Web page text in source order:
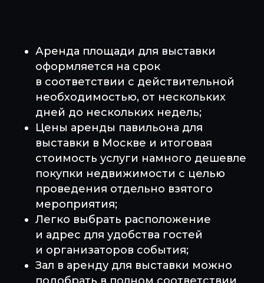
Аренда площади для выставки
оформляется на срок
в соответствии с действительной
необходимостью, от нескольких
дней до нескольких недель;
Цены аренды павильона для
выставки в Москве и итоговая
стоимость услуги намного дешевле
покупки недвижимости с целью
проведения отдельно взятого
мероприятия;
Легко выбрать расположение
и адрес для удобства гостей
и организаторов события;
Зал в аренду для выставки можно